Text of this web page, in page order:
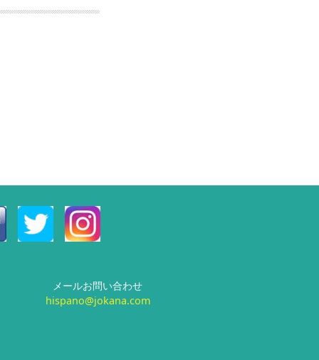
メールお問い合わせ
hispano@jokana.com